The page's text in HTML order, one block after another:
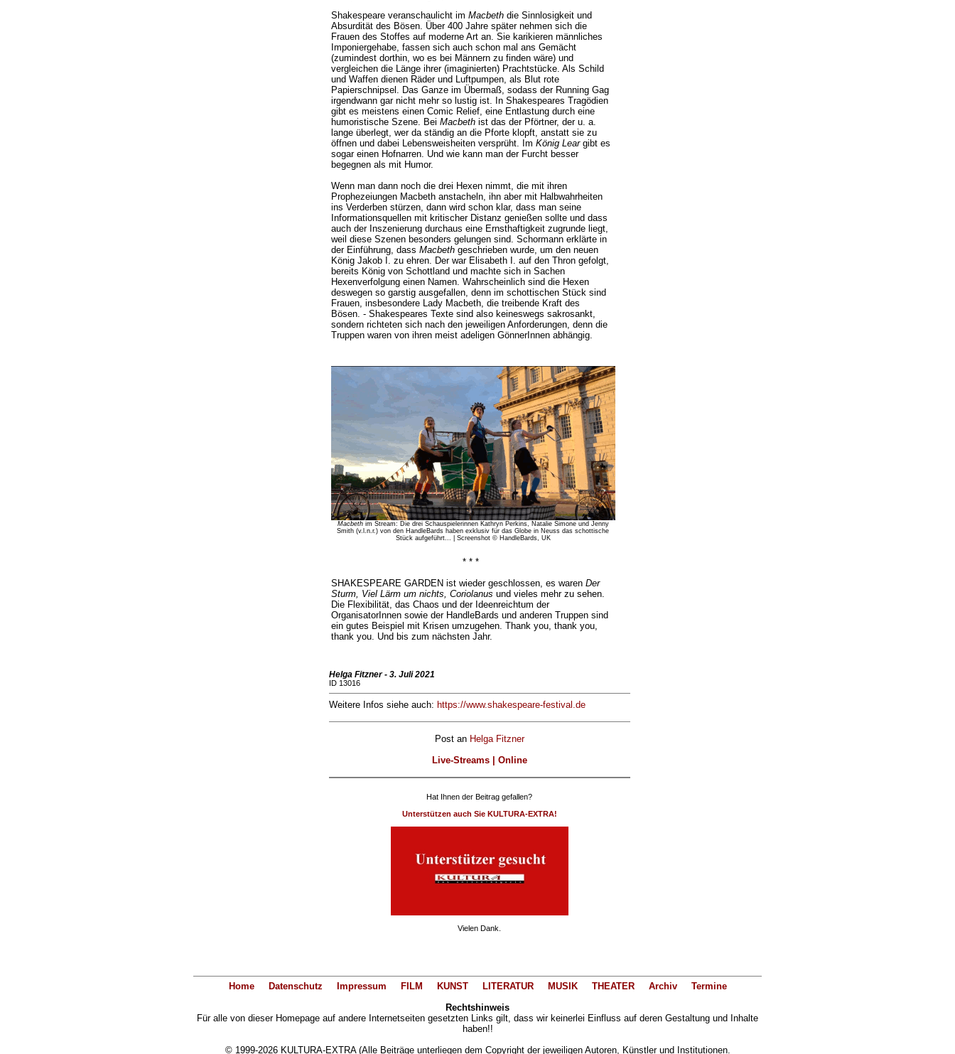
Shakespeare veranschaulicht im Macbethdie Sinnlosigkeit und
Absurdität des Bösen. Über 400 Jahre später nehmen sich die
Frauen des Stoffes auf moderne Art an. Sie karikieren männliches
Imponiergehabe, fassen sich auch schon mal ans Gemächt
(zumindest dorthin, wo es bei Männern zu finden wäre) und
vergleichen die Länge ihrer (imaginierten) Prachtstücke. Als Schild
und Waffen dienen Räder und Luftpumpen, als Blut rote
Papierschnipsel. Das Ganze im Übermaß, sodass der Running Gag
irgendwann gar nicht mehr so lustig ist. In Shakespeares Tragödien
gibt es meistens einen Comic Relief, eine Entlastung durch eine
humoristische Szene. Bei Macbethist das der Pförtner, der u. a.
lange überlegt, wer da ständig an die Pforte klopft, anstatt sie zu
öffnen und dabei Lebensweisheiten versprüht. Im König Leargibt es
sogar einen Hofnarren. Und wie kann man der Furcht besser
begegnen als mit Humor.
Wenn man dann noch die drei Hexen nimmt, die mit ihren
Prophezeiungen Macbeth anstacheln, ihn aber mit Halbwahrheiten
ins Verderben stürzen, dann wird schon klar, dass man seine
Informationsquellen mit kritischer Distanz genießen sollte und dass
auch der Inszenierung durchaus eine Ernsthaftigkeit zugrunde liegt,
weil diese Szenen besonders gelungen sind. Schormann erklärte in
der Einführung, dass Macbethgeschrieben wurde, um den neuen
König Jakob I. zu ehren. Der war Elisabeth I. auf den Thron gefolgt,
bereits König von Schottland und machte sich in Sachen
Hexenverfolgung einen Namen. Wahrscheinlich sind die Hexen
deswegen so garstig ausgefallen, denn im schottischen Stück sind
Frauen, insbesondere Lady Macbeth, die treibende Kraft des
Bösen. - Shakespeares Texte sind also keineswegs sakrosankt,
sondern richteten sich nach den jeweiligen Anforderungen, denn die
Truppen waren von ihren meist adeligen GönnerInnen abhängig.
Macbethim Stream: Die drei Schauspielerinnen Kathryn Perkins, Natalie Simone und Jenny
Smith (v.l.n.r.) von den HandleBards haben exklusiv für das Globe in Neuss das schottische
Stück aufgeführt... | Screenshot © HandleBards, UK
* * *
SHAKESPEARE GARDEN ist wieder geschlossen, es waren Der
Sturm, Viel Lärm um nichts, Coriolanus und vieles mehr zu sehen.
Die Flexibilität, das Chaos und der Ideenreichtum der
OrganisatorInnen sowie der HandleBards und anderen Truppen sind
ein gutes Beispiel mit Krisen umzugehen. Thank you, thank you,
thank you. Und bis zum nächsten Jahr.
Helga Fitzner - 3. Juli 2021
ID 13016
Weitere Infos siehe auch: https://www.shakespeare-festival.de
Post an Helga Fitzner
Live-Streams | Online
Hat Ihnen der Beitrag gefallen?
Unterstützen auch Sie KULTURA-EXTRA!
Vielen Dank.
Home Datenschutz Impressum FILM KUNST LITERATUR MUSIK THEATER Archiv
Termine
Rechtshinweis
Für alle von dieser Homepage auf andere Internetseiten gesetzten Links gilt, dass wir keinerlei Einfluss auf deren Gestaltung und Inhalte
haben!!
© 1999-2026 KULTURA-EXTRA (Alle Beiträge unterliegen dem Copyright der jeweiligen Autoren, Künstler und Institutionen.